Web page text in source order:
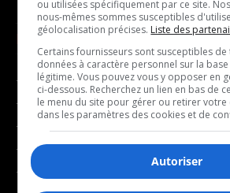
NOUVELLES
- Affaires municipales
- Communauté / Social
- Culture
- Économie
- Éducation
-
- Joué
ou utilisées spécifiquement par ce site.
nous-mêmes sommes susceptibles
géolocalisation précises. Liste des
Certains fournisseurs sont susceptibles
données à caractère personnel sur la
légitime. Vous pouvez vous y opposer en
ci-dessous. Recherchez un lien en bas de
le menu du site pour gérer ou retirer votre
dans les paramètres des cookies et de
Autoriser